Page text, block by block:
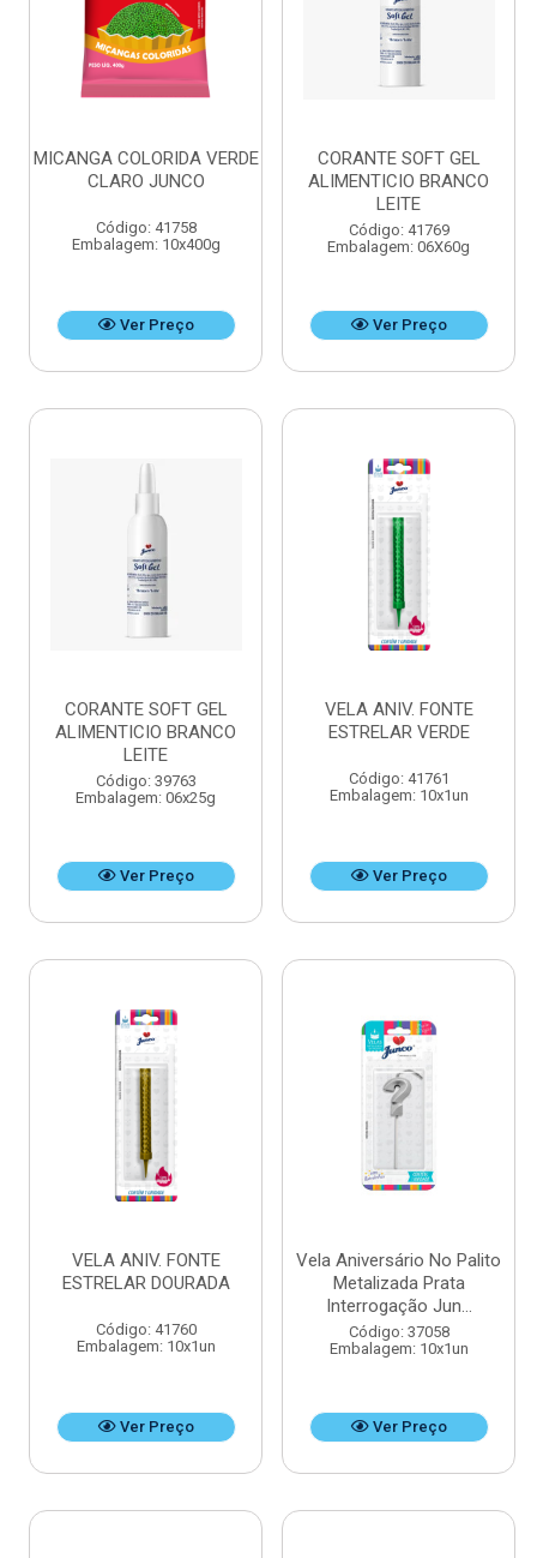
MICANGA COLORIDA VERDE
CLARO JUNCO
Código: 41758
Embalagem: 10x400g
Ver Preço
CORANTE SOFT GEL
ALIMENTICIO BRANCO
LEITE
Código: 41769
Embalagem: 06X60g
Ver Preço
CORANTE SOFT GEL
ALIMENTICIO BRANCO
LEITE
Código: 39763
Embalagem: 06x25g
Ver Preço
VELA ANIV. FONTE
ESTRELAR VERDE
Código: 41761
Embalagem: 10x1un
Ver Preço
VELA ANIV. FONTE
ESTRELAR DOURADA
Código: 41760
Embalagem: 10x1un
Ver Preço
Vela Aniversário No Palito
Metalizada Prata
Interrogação Jun...
Código: 37058
Embalagem: 10x1un
Ver Preço